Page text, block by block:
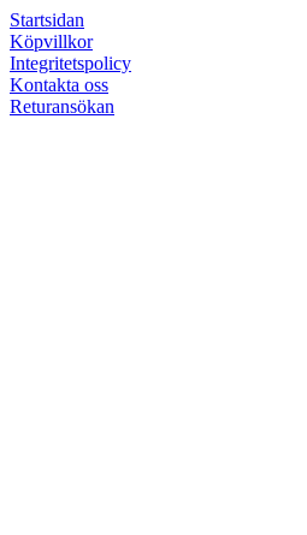
Startsidan
Köpvillkor
Integritetspolicy
Kontakta oss
Returansökan